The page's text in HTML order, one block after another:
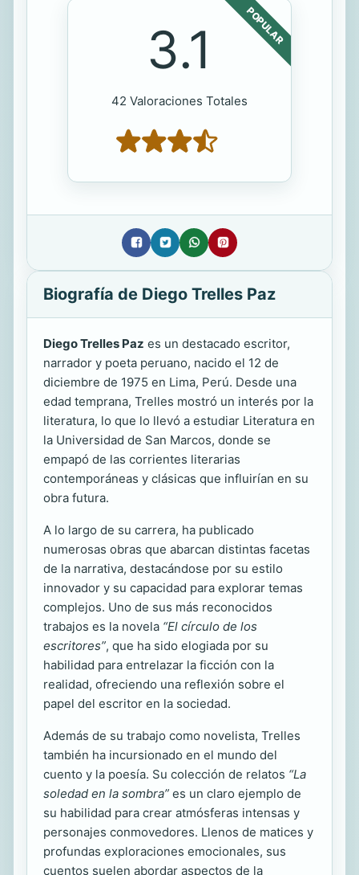
POPULAR
3.1
42 Valoraciones Totales
Biografía de Diego Trelles Paz
Diego Trelles Paz es un destacado escritor,
narrador y poeta peruano, nacido el 12 de
diciembre de 1975 en Lima, Perú. Desde una
edad temprana, Trelles mostró un interés por la
literatura, lo que lo llevó a estudiar Literatura en
la Universidad de San Marcos, donde se
empapó de las corrientes literarias
contemporáneas y clásicas que influirían en su
obra futura.
A lo largo de su carrera, ha publicado
numerosas obras que abarcan distintas facetas
de la narrativa, destacándose por su estilo
innovador y su capacidad para explorar temas
complejos. Uno de sus más reconocidos
trabajos es la novela “El círculo de los
escritores”, que ha sido elogiada por su
habilidad para entrelazar la ficción con la
realidad, ofreciendo una reflexión sobre el
papel del escritor en la sociedad.
Además de su trabajo como novelista, Trelles
también ha incursionado en el mundo del
cuento y la poesía. Su colección de relatos “La
soledad en la sombra” es un claro ejemplo de
su habilidad para crear atmósferas intensas y
personajes conmovedores. Llenos de matices y
profundas exploraciones emocionales, sus
cuentos suelen abordar aspectos de la